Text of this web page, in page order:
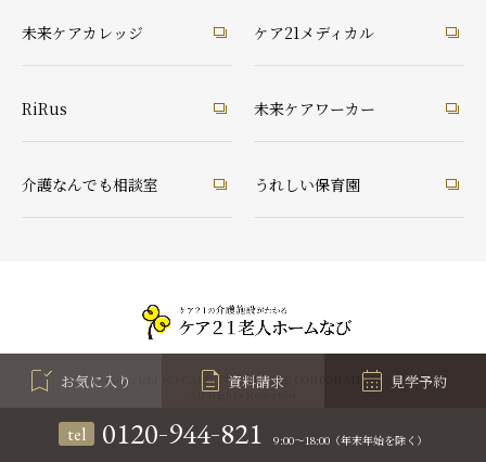
未来ケアカレッジ ケア21メディカル
RiRus 未来ケアワーカー
介護なんでも相談室 うれしい保育園
Copyright (C) CARE TWENTYONE CORPORATION
All Rights Reserved
お気に入り 資料請求 見学予約
tel 0120-944-821 9:00～18:00（年末年始を除く）